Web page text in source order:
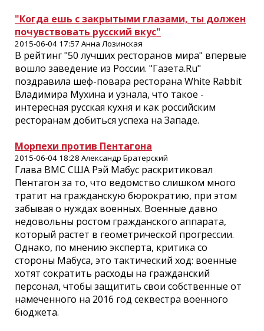
"Когда ешь с закрытыми глазами, ты должен
почувствовать русский вкус"
2015-06-04 17:57 Анна Лозинская
В рейтинг "50 лучших ресторанов мира" впервые
вошло заведение из России. "Газета.Ru"
поздравила шеф-повара ресторана White Rabbit
Владимира Мухина и узнала, что такое -
интересная русская кухня и как российским
ресторанам добиться успеха на Западе.
Морпехи против Пентагона
2015-06-04 18:28 Александр Братерский
Глава ВМС США Рэй Мабус раскритиковал
Пентагон за то, что ведомство слишком много
тратит на гражданскую бюрократию, при этом
забывая о нуждах военных. Военные давно
недовольны ростом гражданского аппарата,
который растет в геометрической прогрессии.
Однако, по мнению эксперта, критика со
стороны Мабуса, это тактический ход: военные
хотят сократить расходы на гражданский
персонал, чтобы защитить свои собственные от
намеченного на 2016 год секвестра военного
бюджета.